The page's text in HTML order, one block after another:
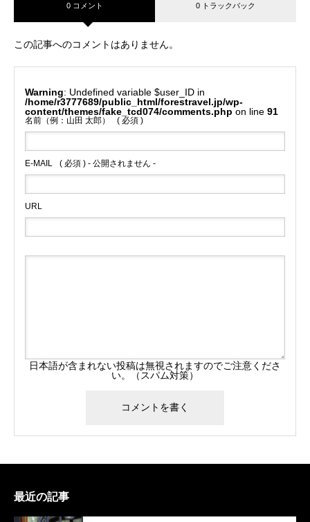
0 コメント 0 トラックバック
この記事へのコメントはありません。
Warning
: Undefined variable $user_ID in
/home/r3777689/public_html/forestravel.jp/wp-
content/themes/fake_tcd074/comments.php on line 91
名前（例：山田 太郎） ( 必須 )
E-MAIL ( 必須 ) - 公開されません -
URL
日本語が含まれない投稿は無視されますのでご注意くださ
い。（スパム対策）
最近の記事